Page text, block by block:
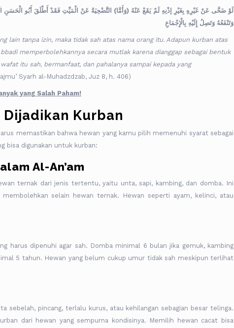
لَوْ ضَحَّى عَنْ غَيْرِهِ بِغَيْرِ إذْنِهِ لَمْ يَقَعْ عَنْهُ (وَأَمَّا) التَّضْحِيَةُ عَنْ الْمَيِّتِ فَقَدْ أَطْلَقَ أَبُو الْحَسَنِ
وَتَنْفَعُهُ وَتَصِلُ إِلَيْهِ بِالْإِجْمَاعِ
lain tanpa izin, maka tidak sah atas nama orang itu. Adapun kurban atas
memperbolehkannya secara mutlak karena dianggap sebagai bentuk
itu sah, bermanfaat, dan pahalanya sampai kepada yang
Syarh al-Muhadzdzab, Juz 8, h. 406)
yang Salah Paham!
Dijadikan Kurban
memastikan bahwa hewan yang kamu pilih memenuhi syarat sebagai
bisa digunakan untuk kurban:
Al-An’am
ternak dari jenis tertentu, yaitu unta, sapi, kambing, dan domba. Ini
selain hewan ternak. Hewan seperti ayam, kelinci, atau
harus dipenuhi agar sah. Domba minimal 6 bulan jika gemuk, kambing
5 tahun. Hewan yang belum cukup umur tidak sah meskipun terlihat
sebelah, pincang, terlalu kurus, atau kehilangan sebagian besar telinga.
dari hewan yang sempurna kondisinya. Memilih hewan cacat bisa